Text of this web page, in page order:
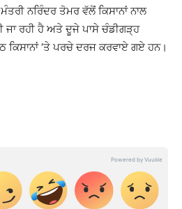
ਨਰਿੰਦਰ ਤੋਮਰ ਵੱਲੋਂ ਕਿਸਾਨਾਂ ਨਾਲ
ਜਾ ਰਹੀ ਹੈ ਅਤੇ ਦੂਜੇ ਪਾਸੇ ਚੰਡੀਗੜ੍ਹ
‘ਤੇ ਪਰਚੇ ਦਰਜ ਕਰਵਾਏ ਗਏ ਹਨ।